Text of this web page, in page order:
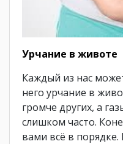
Урчание в животе
Каждый из нас
него урчание в
громче других, а
слишком часто.
вами всё в